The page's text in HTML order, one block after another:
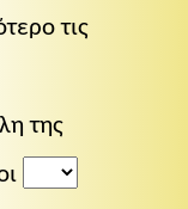
τις
της